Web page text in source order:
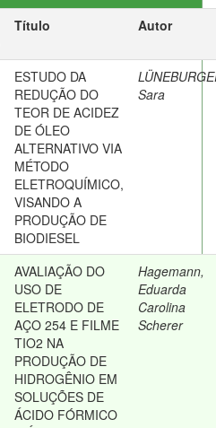
Título Autor
ESTUDO DA
REDUÇÃO DO
TEOR DE ACIDEZ
DE ÓLEO
ALTERNATIVO VIA
MÉTODO
ELETROQUÍMICO,
VISANDO A
PRODUÇÃO DE
BIODIESEL
Sara
AVALIAÇÃO DO
USO DE
ELETRODO DE
AÇO 254 E FILME
TIO2 NA
PRODUÇÃO DE
HIDROGÊNIO EM
SOLUÇÕES DE
ÁCIDO FÓRMICO
Hagemann,
Eduarda
Carolina
Scherer